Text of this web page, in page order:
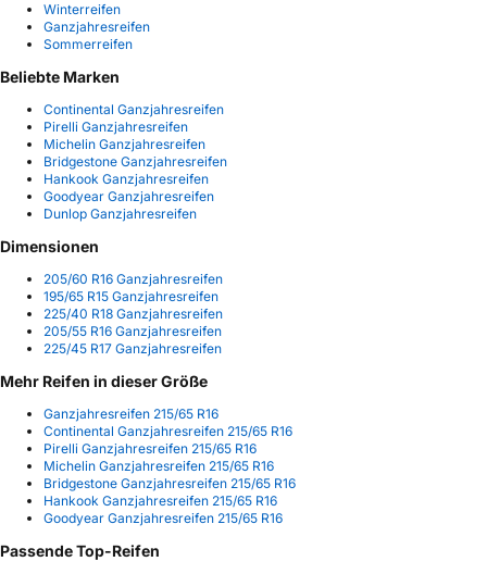
Winterreifen
Ganzjahresreifen
Sommerreifen
Beliebte Marken
Continental Ganzjahresreifen
Pirelli Ganzjahresreifen
Michelin Ganzjahresreifen
Bridgestone Ganzjahresreifen
Hankook Ganzjahresreifen
Goodyear Ganzjahresreifen
Dunlop Ganzjahresreifen
Dimensionen
205/60 R16 Ganzjahresreifen
195/65 R15 Ganzjahresreifen
225/40 R18 Ganzjahresreifen
205/55 R16 Ganzjahresreifen
225/45 R17 Ganzjahresreifen
Mehr Reifen in dieser Größe
Ganzjahresreifen 215/65 R16
Continental Ganzjahresreifen 215/65 R16
Pirelli Ganzjahresreifen 215/65 R16
Michelin Ganzjahresreifen 215/65 R16
Bridgestone Ganzjahresreifen 215/65 R16
Hankook Ganzjahresreifen 215/65 R16
Goodyear Ganzjahresreifen 215/65 R16
Passende Top-Reifen